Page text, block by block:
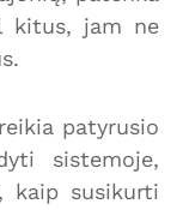
kitus, jam ne
patyrusio
sistemoje,
kaip susikurti